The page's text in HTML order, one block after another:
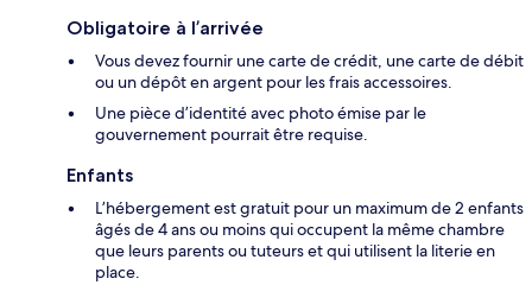
Obligatoire à l’arrivée
Vous devez fournir une carte de crédit, une carte de débit
ou un dépôt en argent pour les frais accessoires.
Une pièce d’identité avec photo émise par le
gouvernement pourrait être requise.
Enfants
L’hébergement est gratuit pour un maximum de 2 enfants
âgés de 4 ans ou moins qui occupent la même chambre
que leurs parents ou tuteurs et qui utilisent la literie en
place.